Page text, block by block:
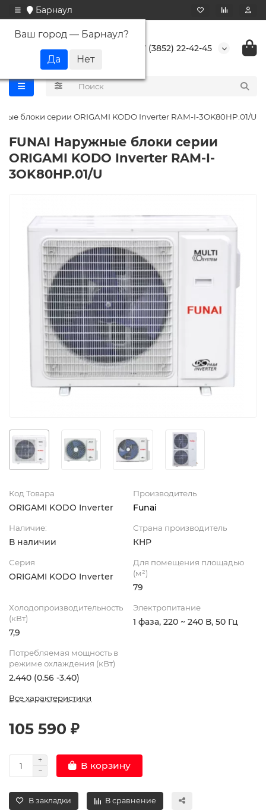
Барнаул
Ваш город — Барнаул?
+7 (3852) 22-42-45
блоки серии ORIGAMI KODO Inverter RAM-I-3OK80HP.01/U
FUNAI Наружные блоки серии
ORIGAMI KODO Inverter RAM-I-
3OK80HP.01/U
Код Товара
ORIGAMI KODO Inverter
Производитель
Funai
Наличие:
В наличии
Страна производитель
КНР
Серия
ORIGAMI KODO Inverter
Для помещения площадью
(м²)
79
Холодопроизводительность
(кВт)
7,9
Электропитание
1 фаза, 220 ~ 240 В, 50 Гц
Потребляемая мощность в
режиме охлаждения (кВт)
2.440 (0.56 -3.40)
Все характеристики
105 590 ₽
В корзину
В закладки В сравнение